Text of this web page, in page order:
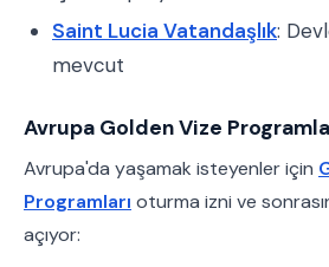
Saint Lucia Vatandaşlık:
mevcut
Avrupa Golden Vize
Avrupa'da yaşamak isteyenler için
Programları oturma izni ve
açıyor: